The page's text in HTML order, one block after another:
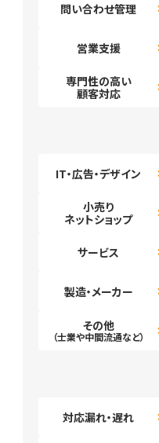
問い合わせ管理
営業支援
専門性の高い
顧客対応
IT・広告・デザイン
小売り
ネットショップ
サービス
製造・メーカー
その他
（士業や中間流通など）
対応漏れ・遅れ